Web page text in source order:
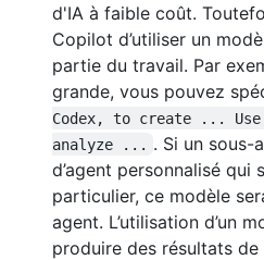
d'IA à faible coût.
Copilot d’utiliser un
partie du travail. Par
grande, vous pouvez
Codex, to create ... Use
analyze ... . Si un sous-
d’agent personnalisé qui
particulier, ce modèle
agent. L’utilisation d’un
produire des résultats